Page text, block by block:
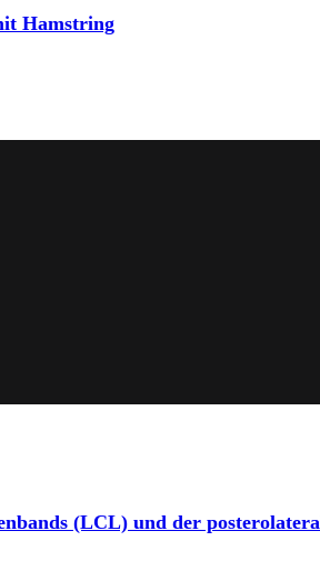
Hamstring
(LCL) und der